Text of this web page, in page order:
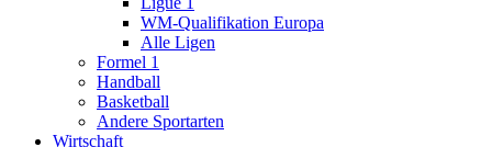
WM-Qualifikation Europa
Alle Ligen
Formel 1
Handball
Basketball
Andere Sportarten
Wirtschaft